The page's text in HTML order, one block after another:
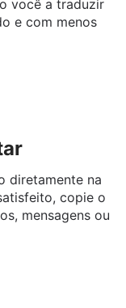
em tempo
você a traduzir
diretamente na
copie o